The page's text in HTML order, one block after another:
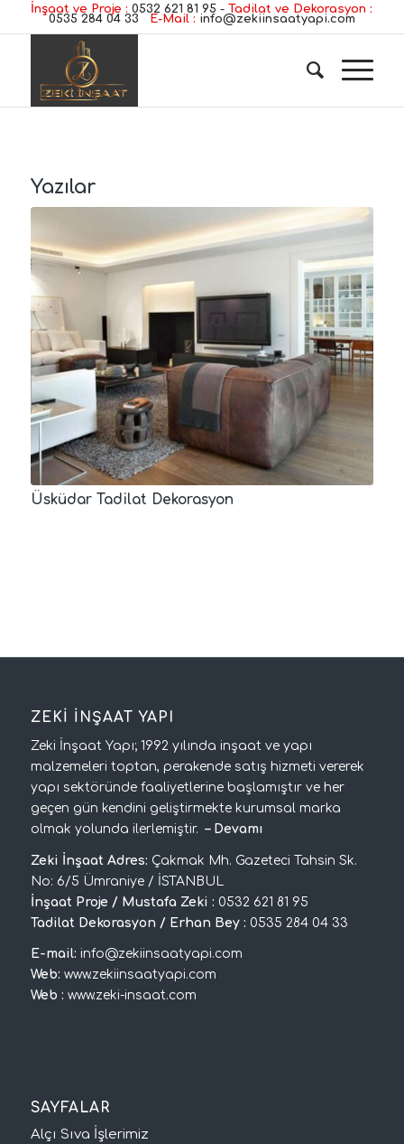
İnşaat ve Proje : 0532 621 81 95 - Tadilat ve Dekorasyon :
0535 284 04 33 E-Mail : info@zekiinsaatyapi.com
Yazılar
Üsküdar Tadilat Dekorasyon
ZEKİ İNŞAAT YAPI
Zeki İnşaat Yapı; 1992 yılında inşaat ve yapı
malzemeleri toptan, perakende satış hizmeti vererek
yapı sektöründe faaliyetlerine başlamıştır ve her
geçen gün kendini geliştirmekte kurumsal marka
olmak yolunda ilerlemiştir.– Devamı
Zeki İnşaat Adres: Çakmak Mh. Gazeteci Tahsin Sk.
No: 6/5 Ümraniye / İSTANBUL
İnşaat Proje / Mustafa Zeki : 0532 621 81 95
Tadilat Dekorasyon / Erhan Bey : 0535 284 04 33
E-mail: info@zekiinsaatyapi.com
Web: www.zekiinsaatyapi.com
Web : www.zeki-insaat.com
SAYFALAR
Alçı Sıva İşlerimiz